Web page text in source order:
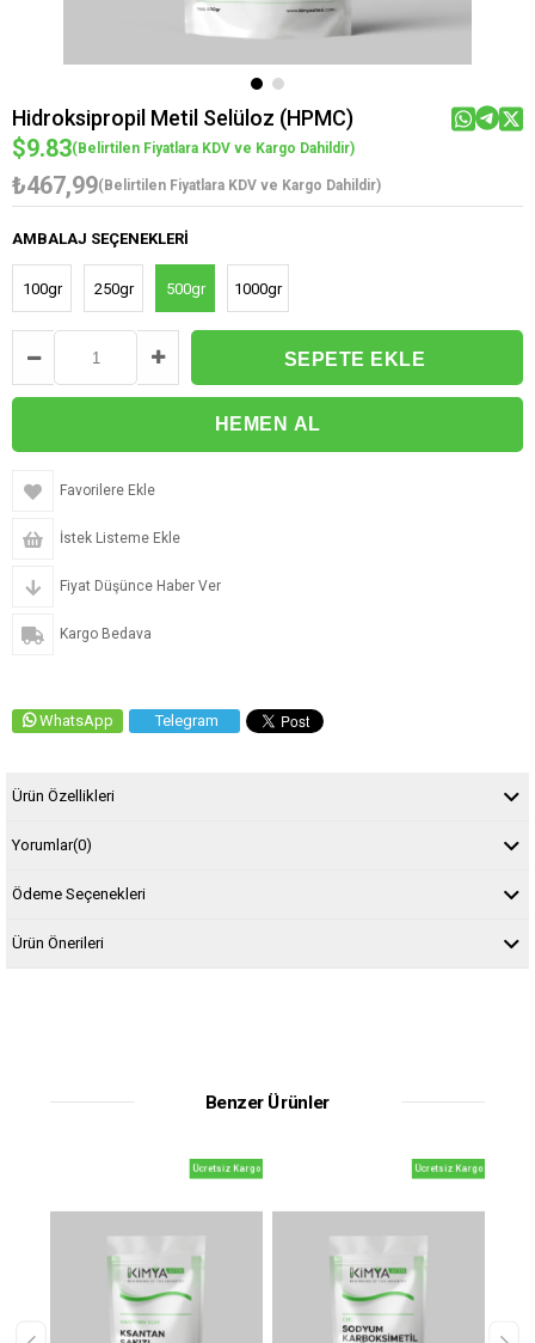
Hidroksipropil Metil Selüloz (HPMC)
$9.83(Belirtilen Fiyatlara KDV ve Kargo Dahildir)
₺467,99(Belirtilen Fiyatlara KDV ve Kargo Dahildir)
AMBALAJ SEÇENEKLERI
100gr 250gr 500gr 1000gr
Favorilere Ekle
İstek Listeme Ekle
Fiyat Düşünce Haber Ver
Kargo Bedava
WhatsApp Telegram
Ürün Özellikleri
Yorumlar(0)
Ödeme Seçenekleri
Ürün Önerileri
Benzer Ürünler
Ücretsiz Kargo Ücretsiz Kargo